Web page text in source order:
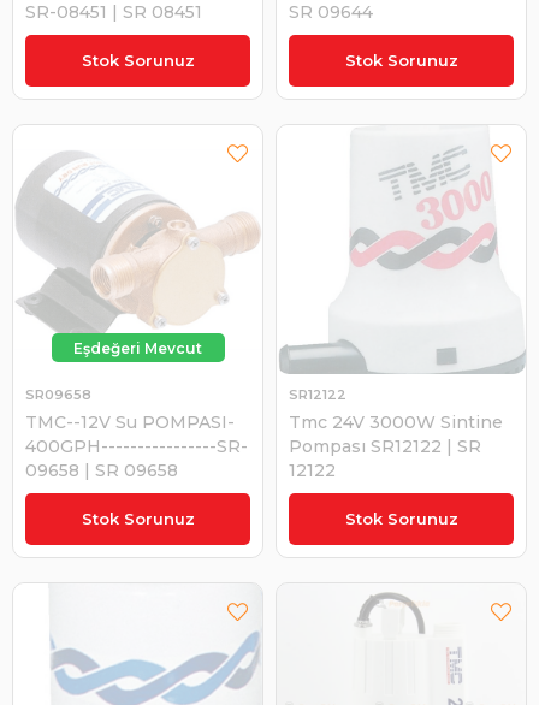
Stok Sorunuz
SR-08451 | SR 08451
₺10.328,65 Stok Sorunuz
SR 09644
₺13.621,72
Stok Sorunuz
TMC--12V Su POMPASI-
400GPH----------------SR-
09658 | SR 09658
SR09658
₺6.822,79 Stok Sorunuz
Tmc 24V 3000W Sintine
Pompası SR12122 | SR
12122
SR12122
₺5.129,02